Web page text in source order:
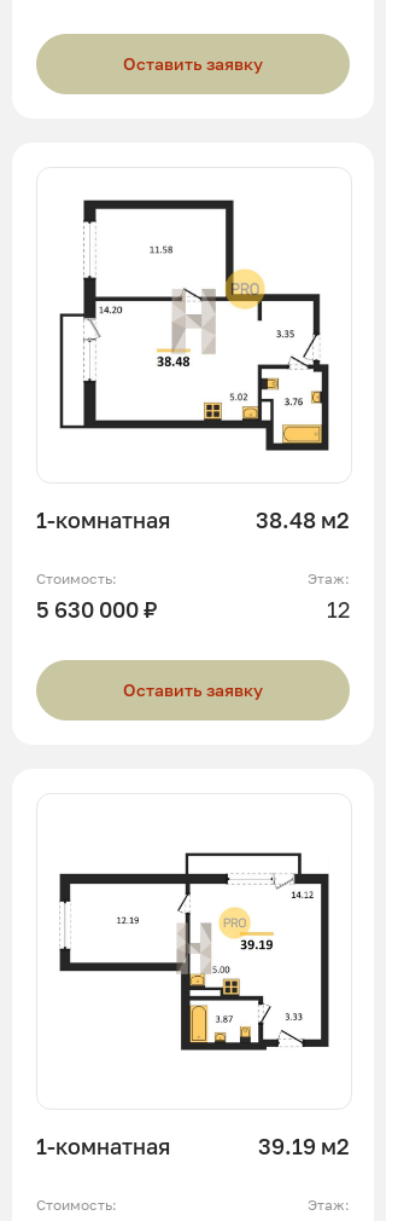
Оставить заявку
1-комнатная 38.48 м2
Стоимость:
5 630 000 ₽
Этаж:
12
Оставить заявку
1-комнатная 39.19 м2
Стоимость: Этаж: